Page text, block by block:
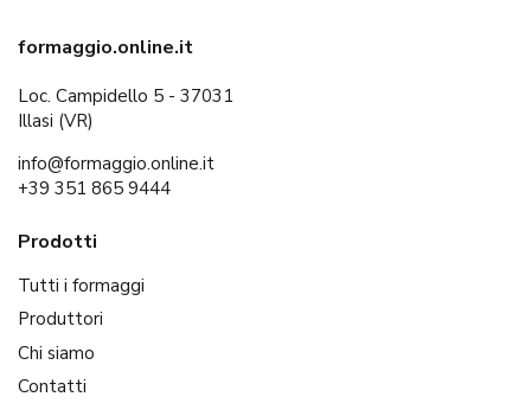
formaggio.online.it
Loc. Campidello 5 - 37031
Illasi (VR)
info@formaggio.online.it
+39 351 865 9444
Prodotti
Tutti i formaggi
Produttori
Chi siamo
Contatti